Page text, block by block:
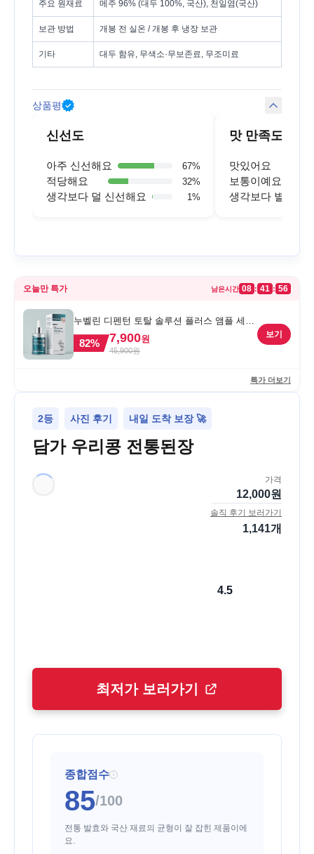
주요 원재료 메주 96% (대두 100%, 국산), 천일염(국산)
보관 방법 개봉 전 실온 / 개봉 후 냉장 보관
기타 대두 함유, 무색소·무보존료, 무조미료
상품평
신선도
아주 신선해요 67%
적당해요 32%
생각보다 덜 신선해요 1%
맛 만족도
맛있어요
보통이예요
생각보다 별로예
오늘만 특가 남은시간 08 : 41 : 56
누벨린 디펜턴 토탈 솔루션 플러스 앰플 세럼,
30ml, 1개
82% 7,900원
45,900원
보기
특가 더보기
2등 사진 후기 내일 도착 보장 🚀
담가 우리콩 전통된장
가격
12,000원
솔직 후기 보러가기
1,141개
4.5
최저가 보러가기
종합점수 i
85/100
전통 발효와 국산 재료의 균형이 잘 잡힌 제품이에
요.